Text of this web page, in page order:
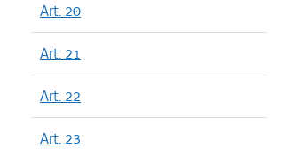
Art. 20
Art. 21
Art. 22
Art. 23